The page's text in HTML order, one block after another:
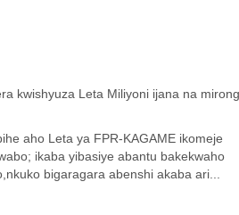
aho Leta ya FPR-KAGAME ikomeje
ikaba yibasiye abantu bakekwaho
bigaragara abenshi akaba ari...